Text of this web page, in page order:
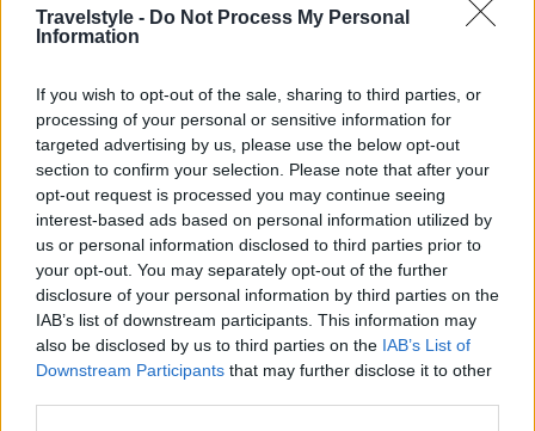
Travelstyle - Do Not Process My Personal
Information
If you wish to opt-out of the sale, sharing to third parties, or
processing of your personal or sensitive information for
targeted advertising by us, please use the below opt-out
section to confirm your selection. Please note that after your
opt-out request is processed you may continue seeing
interest-based ads based on personal information utilized by
us or personal information disclosed to third parties prior to
your opt-out. You may separately opt-out of the further
disclosure of your personal information by third parties on the
IAB’s list of downstream participants. This information may
also be disclosed by us to third parties on the IAB’s List of
Downstream Participants that may further disclose it to other
φυσική μορφή αποτοξίνωσης και ολιστικής ευεξίας.
γαστρονομικές εμπειρίες σε πόλεις όπως ταΧανιά
και το Ρέθυμνο , αλλά και σε παραδοσιακά χωριά
όπου οι συνταγές περνούν από γενιά σε γενιά και
διατηρούν τη μοναδική τους ταυτότητα.